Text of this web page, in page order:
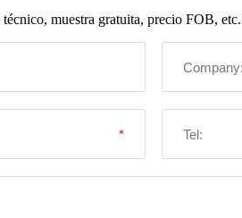
muestra gratuita, precio FOB,